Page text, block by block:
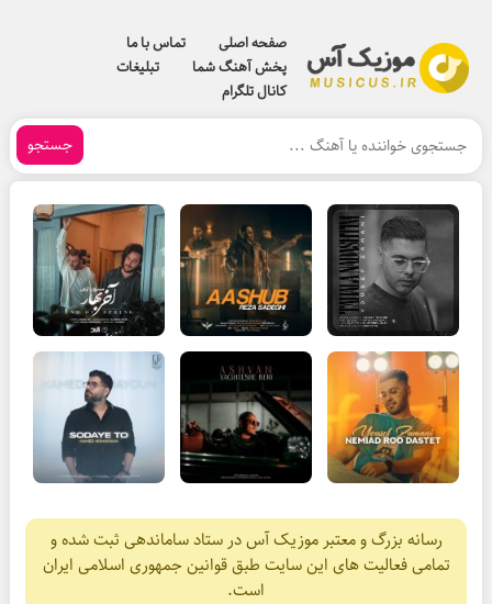
صفحه اصلی
تماس با ما
پخش آهنگ شما
تبلیغات
کانال تلگرام
جستجو
رسانه بزرگ و معتبر موزیک آس در ستاد ساماندهی ثبت شده و
تمامی فعالیت های این سایت طبق قوانین جمهوری اسلامی ایران
است.